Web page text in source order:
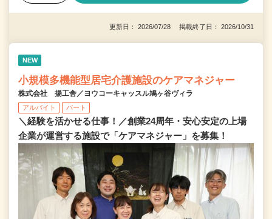
更新日： 2026/07/28 掲載終了日： 2026/10/31
NEW
小規模多機能型居宅介護施設のケアマネジャー
株式会社 揚工舎／ヨウコーキャッスル鳩ヶ谷ヴィラ
アルバイト パート
＼経験を活かせる仕事！／創業24周年・安心安定の上場
企業が運営する施設で「ケアマネジャー」を募集！